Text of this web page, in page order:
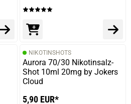
Lady immer klasse egal wo.
NIKOTINSHOTS
Aurora 70/30 Nikotinsalz-
Shot 10ml 20mg by Jokers
Cloud
5,90 EUR*